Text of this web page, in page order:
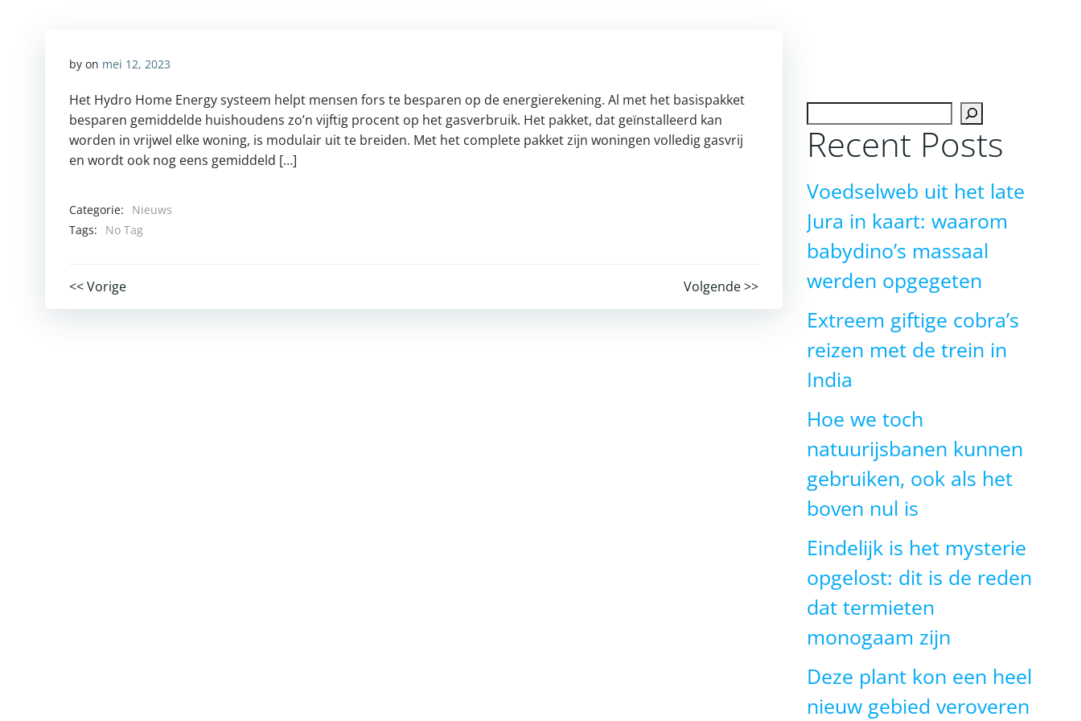
by on mei 12, 2023
Het Hydro Home Energy systeem helpt mensen fors te besparen op de energierekening. Al met het basispakket
besparen gemiddelde huishoudens zo’n vijftig procent op het gasverbruik. Het pakket, dat geïnstalleerd kan
worden in vrijwel elke woning, is modulair uit te breiden. Met het complete pakket zijn woningen volledig gasvrij
en wordt ook nog eens gemiddeld […]
Categorie:
Nieuws
Tags:
No Tag
Post
<< Vorige Volgende >>
Recent Posts
Voedselweb uit het late
Jura in kaart: waarom
babydino’s massaal
werden opgegeten
Extreem giftige cobra’s
reizen met de trein in
India
Hoe we toch
natuurijsbanen kunnen
gebruiken, ook als het
boven nul is
Eindelijk is het mysterie
opgelost: dit is de reden
dat termieten
monogaam zijn
Deze plant kon een heel
nieuw gebied veroveren